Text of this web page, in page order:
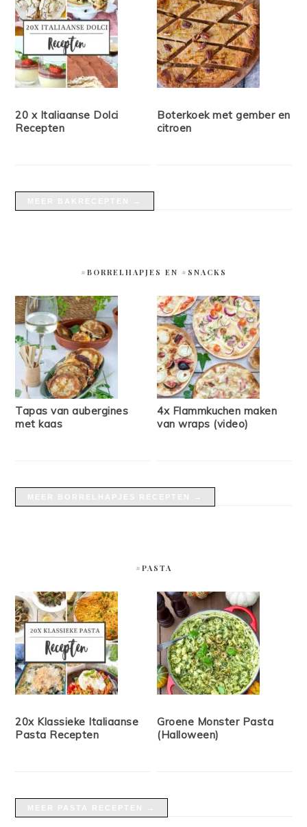
20 x Italiaanse Dolci
Recepten
Boterkoek met gember en
citroen
#BORRELHAPJES EN #SNACKS
Tapas van aubergines
met kaas
4x Flammkuchen maken
van wraps (video)
#PASTA
20x Klassieke Italiaanse
Pasta Recepten
Groene Monster Pasta
(Halloween)